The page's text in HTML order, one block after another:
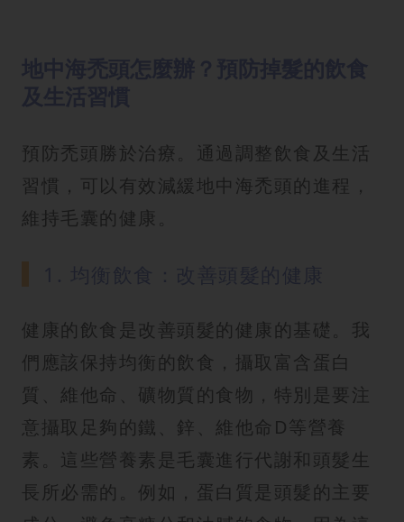
預防禿頭勝於治療。通過調整飲食及生活
習慣，可以有效減緩地中海禿頭的進程，
維持毛囊的健康。
健康的飲食是改善頭髮的健康的基礎。我
們應該保持均衡的飲食，攝取富含蛋白
質、維他命、礦物質的食物，特別是要注
意攝取足夠的鐵、鋅、維他命D等營養
素。這些營養素是毛囊進行代謝和頭髮生
長所必需的。例如，蛋白質是頭髮的主要